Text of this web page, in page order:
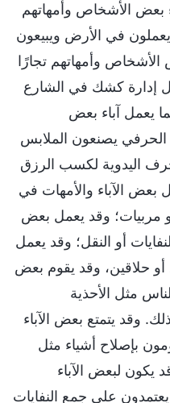
بعض الأشخاص وأمهاتهم
في الأرض ويبيعون
وأمهاتهم تجارًا
إدارة كشك في الشارع
يعمل آباء بعض
يصنعون الملابس
اليدوية لكسب الرزق
بعض الآباء والأمهات في
مربيات؛ وقد يعمل بعض
أو النقل؛ وقد يعمل
حلاقين، وقد يقوم بعض
مثل الأحذية
وقد يتمتع بعض الآباء
بإصلاح أشياء مثل
يكون لبعض الآباء
على جمع النفايات